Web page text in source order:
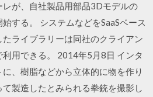
が、自社製品用部品3Dモデルの
する。 システムなどをSaaSベース
ライブラリーは同社のクライアン
利用できる。 2014年5月8日 インタ
、樹脂などから立体的に物を作り
製造したとみられる拳銃を撮影し